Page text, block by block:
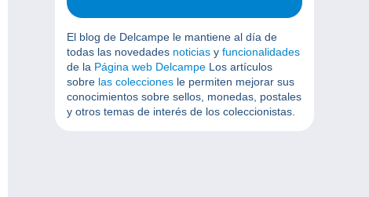
El blog de Delcampe le mantiene al día de
todas las novedades noticias y funcionalidades
de la Página web Delcampe Los artículos
sobre las colecciones le permiten mejorar sus
conocimientos sobre sellos, monedas, postales
y otros temas de interés de los coleccionistas.